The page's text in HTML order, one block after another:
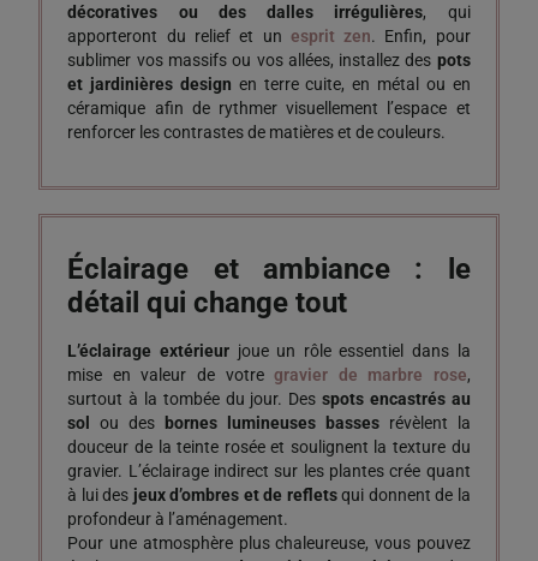
décoratives ou des dalles irrégulières, qui
apporteront du relief et un esprit zen. Enfin, pour
sublimer vos massifs ou vos allées, installez des pots
et jardinières design en terre cuite, en métal ou en
céramique afin de rythmer visuellement l’espace et
renforcer les contrastes de matières et de couleurs.
Éclairage et ambiance : le
détail qui change tout
L’éclairage extérieur joue un rôle essentiel dans la
mise en valeur de votregravier de marbre rose,
surtout à la tombée du jour. Desspots encastrés au
sol
ou des bornes lumineuses bassesrévèlent la
douceur de la teinte rosée et soulignent la texture du
gravier. L’éclairage indirect sur les plantes crée quant
à lui des jeux d’ombres et de refletsqui donnent de la
profondeur à l’aménagement.
Pour une atmosphère plus chaleureuse, vous pouvez